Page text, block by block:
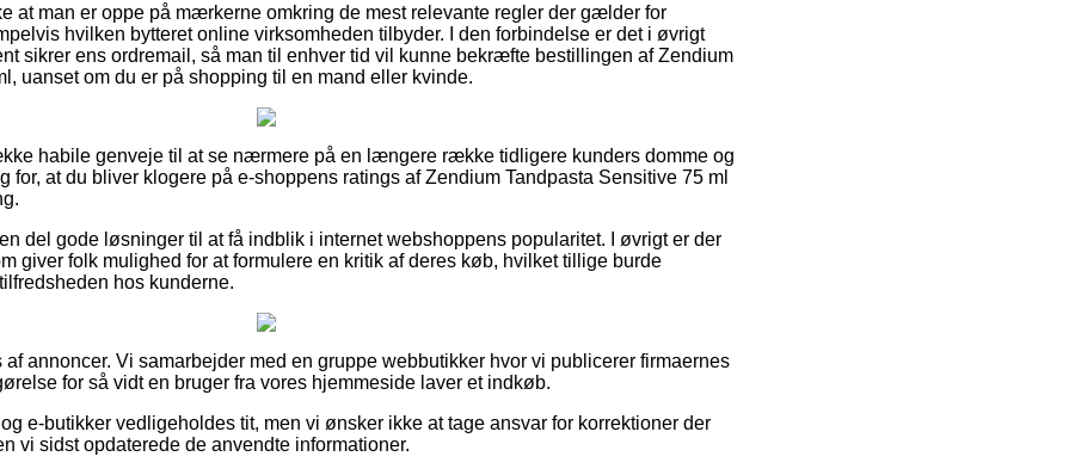
at man er oppe på mærkerne omkring de mest relevante regler der gælder for
hvilken bytteret online virksomheden tilbyder. I den forbindelse er det i øvrigt
sikrer ens ordremail, så man til enhver tid vil kunne bekræfte bestillingen af Zendium
uanset om du er på shopping til en mand eller kvinde.
habile genveje til at se nærmere på en længere række tidligere kunders domme og
for, at du bliver klogere på e-shoppens ratings af Zendium Tandpasta Sensitive 75 ml
del gode løsninger til at få indblik i internet webshoppens popularitet. I øvrigt er der
giver folk mulighed for at formulere en kritik af deres køb, hvilket tillige burde
hos kunderne.
annoncer. Vi samarbejder med en gruppe webbutikker hvor vi publicerer firmaernes
for så vidt en bruger fra vores hjemmeside laver et indkøb.
e-butikker vedligeholdes tit, men vi ønsker ikke at tage ansvar for korrektioner der
vi sidst opdaterede de anvendte informationer.